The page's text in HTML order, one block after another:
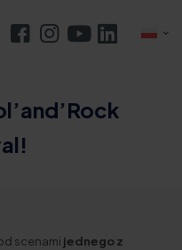
scenami jednego z